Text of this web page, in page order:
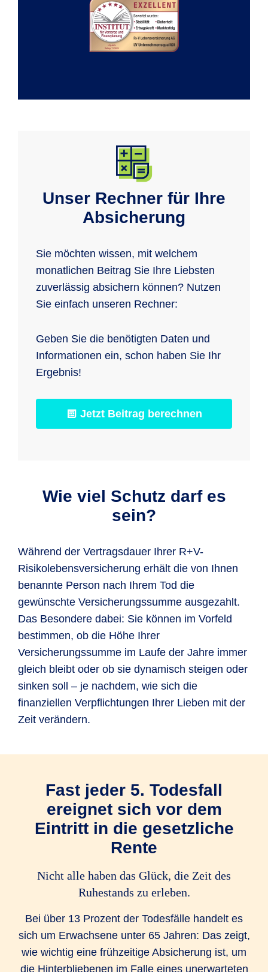
Unser Rechner für Ihre
Absicherung
Sie möchten wissen, mit welchem
monatlichen Beitrag Sie Ihre Liebsten
zuverlässig absichern können? Nutzen
Sie einfach unseren Rechner:
Geben Sie die benötigten Daten und
Informationen ein, schon haben Sie Ihr
Ergebnis!
Jetzt Beitrag berechnen
Wie viel Schutz darf es
sein?
Während der Vertragsdauer Ihrer R+V-
Risikolebensversicherung erhält die von Ihnen
benannte Person nach Ihrem Tod die
gewünschte Versicherungssumme ausgezahlt.
Das Besondere dabei: Sie können im Vorfeld
bestimmen, ob die Höhe Ihrer
Versicherungssumme im Laufe der Jahre immer
gleich bleibt oder ob sie dynamisch steigen oder
sinken soll – je nachdem, wie sich die
finanziellen Verpflichtungen Ihrer Lieben mit der
Zeit verändern.
Fast jeder 5. Todesfall
ereignet sich vor dem
Eintritt in die gesetzliche
Rente
Nicht alle haben das Glück, die Zeit des
Ruhestands zu erleben.
Bei über 13 Prozent der Todesfälle handelt es
sich um Erwachsene unter 65 Jahren: Das zeigt,
wie wichtig eine frühzeitige Absicherung ist, um
die Hinterbliebenen im Falle eines unerwarteten